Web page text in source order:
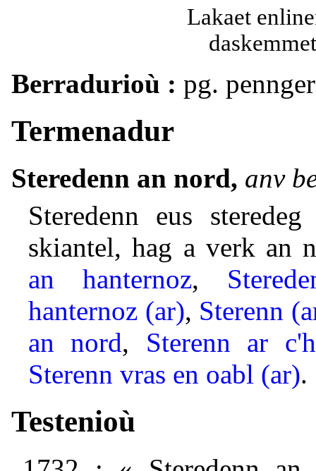
Lakaet
Berradurioù : pg.
Termenadur
Steredenn an nord, anv
Steredenn eus
skiantel, hag a verk an
an hanternoz,
hanternoz (ar), Sterenn
an nord, Sterenn ar
Sterenn vras en oabl (ar).
Testenioù